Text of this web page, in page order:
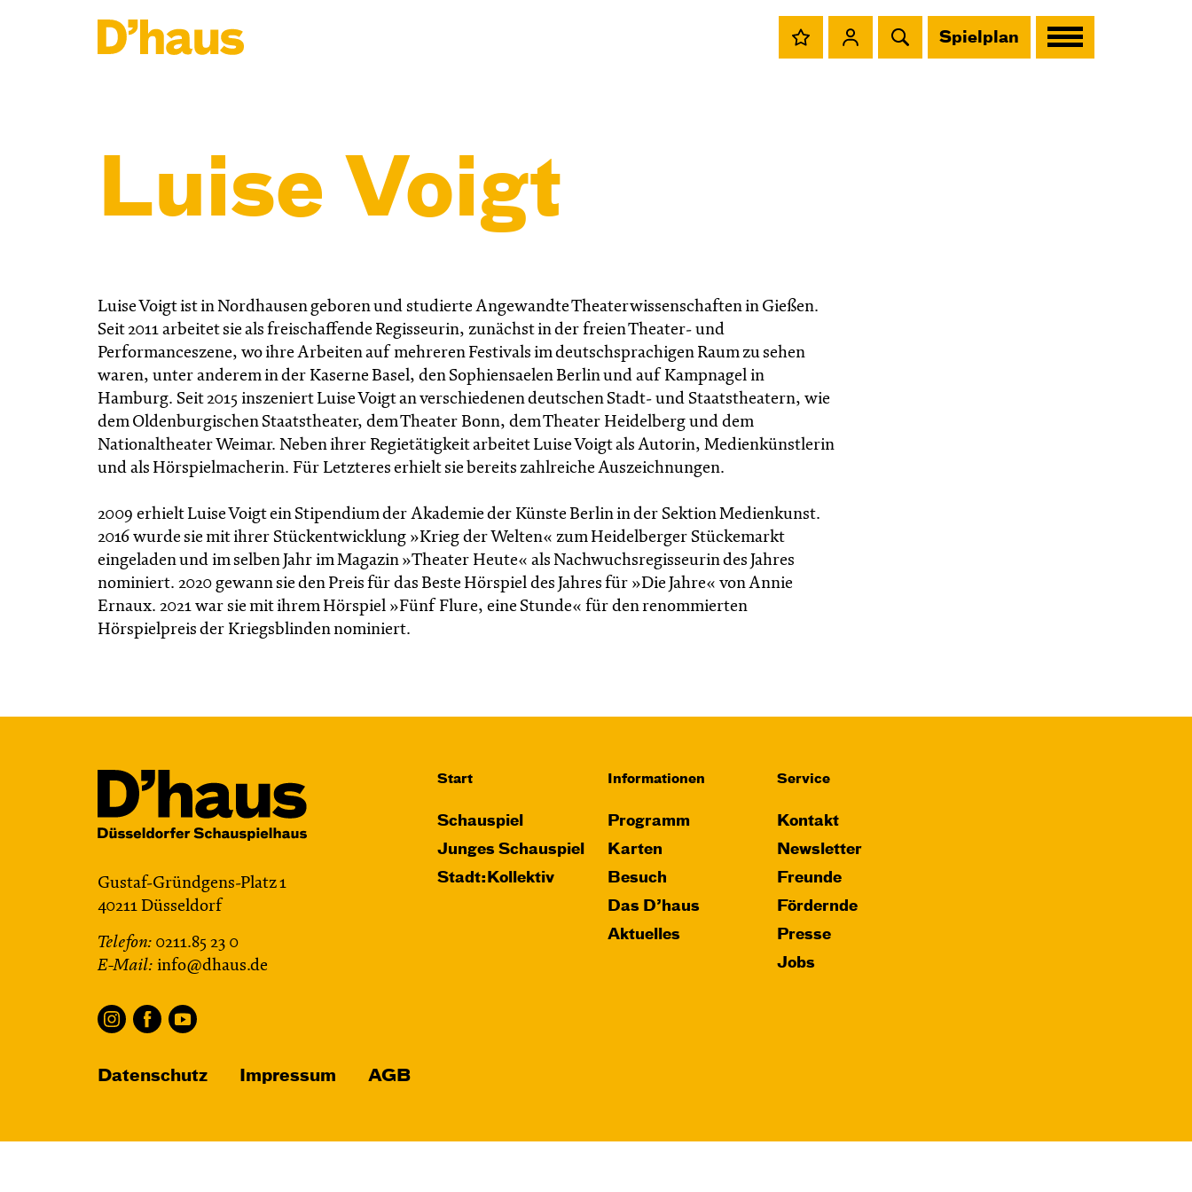
Spielplan
Luise Voigt
Luise Voigt ist in Nordhausen geboren und studierte Angewandte Theaterwissenschaften in Gießen.
Seit 2011 arbeitet sie als freischaffende Regisseurin, zunächst in der freien Theater- und
Performanceszene, wo ihre Arbeiten auf mehreren Festivals im deutschsprachigen Raum zu sehen
waren, unter anderem in der Kaserne Basel, den Sophiensaelen Berlin und auf Kampnagel in
Hamburg. Seit 2015 inszeniert Luise Voigt an verschiedenen deutschen Stadt- und Staatstheatern, wie
dem Oldenburgischen Staatstheater, dem Theater Bonn, dem Theater Heidelberg und dem
Nationaltheater Weimar. Neben ihrer Regietätigkeit arbeitet Luise Voigt als Autorin, Medienkünstlerin
und als Hörspielmacherin. Für Letzteres erhielt sie bereits zahlreiche Auszeichnungen.
2009 erhielt Luise Voigt ein Stipendium der Akademie der Künste Berlin in der Sektion Medienkunst.
2016 wurde sie mit ihrer Stückentwicklung »Krieg der Welten« zum Heidelberger Stückemarkt
eingeladen und im selben Jahr im Magazin »Theater Heute« als Nachwuchsregisseurin des Jahres
nominiert. 2020 gewann sie den Preis für das Beste Hörspiel des Jahres für »Die Jahre« von Annie
Ernaux. 2021 war sie mit ihrem Hörspiel »Fünf Flure, eine Stunde« für den renommierten
Hörspielpreis der Kriegsblinden nominiert.
Gustaf-Gründgens-Platz 1
40211 Düsseldorf
Telefon: 0211.85 23 0
E-Mail: info@dhaus.de
Start
Schauspiel
Junges Schauspiel
Stadt:Kollektiv
Informationen
Programm
Karten
Besuch
Das D’haus
Aktuelles
Service
Kontakt
Newsletter
Freunde
Fördernde
Presse
Jobs
Datenschutz Impressum AGB